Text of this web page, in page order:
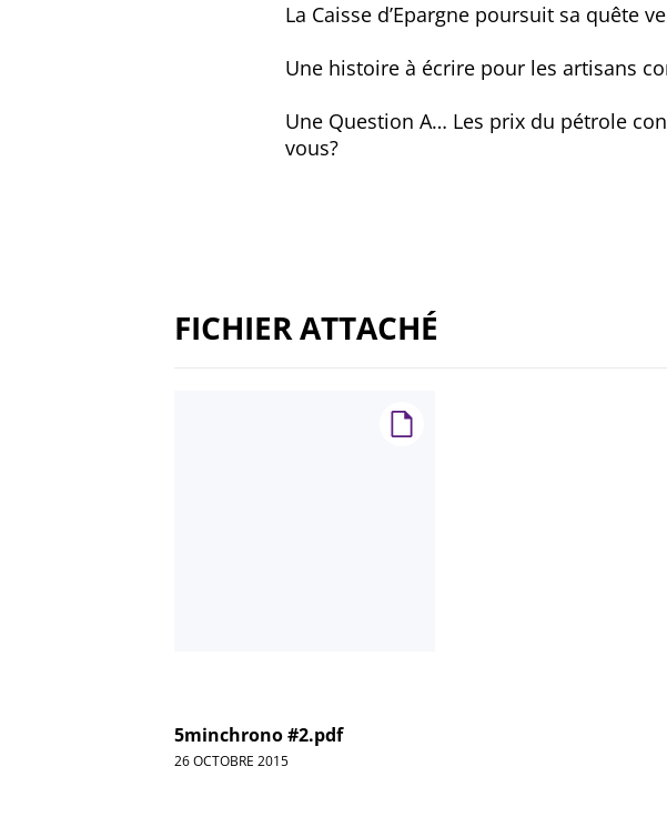
La Caisse d’Epargne poursuit sa quête
Une histoire à écrire pour les artisans
Une Question A… Les prix du pétrole
vous?
FICHIER ATTACHÉ
5minchrono #2.pdf
26 OCTOBRE 2015